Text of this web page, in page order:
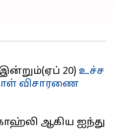
20) உச்ச
விசாரணை
ஆகிய ஐந்து